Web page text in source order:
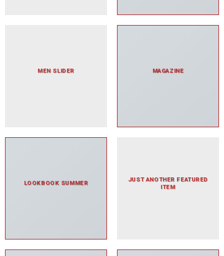
MEN SLIDER MAGAZINE
LOOKBOOK SUMMER
JUST ANOTHER FEATURED
ITEM